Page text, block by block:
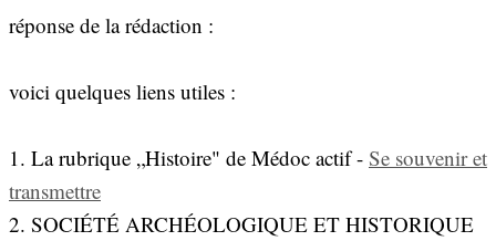
réponse de la rédaction :
voici quelques liens utiles :
1. La rubrique „Histoire" de Médoc actif - Se souvenir et
transmettre
2. SOCIÉTÉ ARCHÉOLOGIQUE ET HISTORIQUE